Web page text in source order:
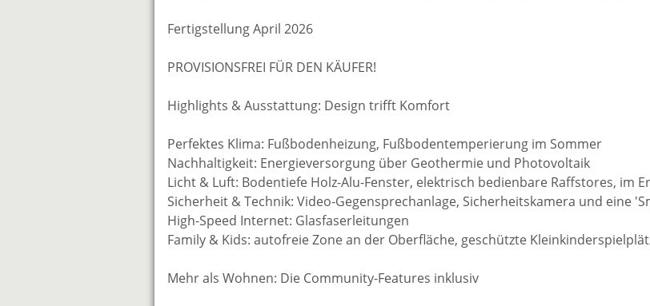
Fertigstellung April 2026
PROVISIONSFREI FÜR DEN KÄUFER!
Highlights & Ausstattung: Design trifft Komfort
Perfektes Klima: Fußbodenheizung, Fußbodentemperierung im Sommer
Nachhaltigkeit: Energieversorgung über Geothermie und Photovoltaik
Licht & Luft: Bodentiefe Holz-Alu-Fenster, elektrisch bedienbare Raffstores, im
Sicherheit & Technik: Video-Gegensprechanlage, Sicherheitskamera und eine
High-Speed Internet: Glasfaserleitungen
Family & Kids: autofreie Zone an der Oberfläche, geschützte
Mehr als Wohnen: Die Community-Features inklusiv